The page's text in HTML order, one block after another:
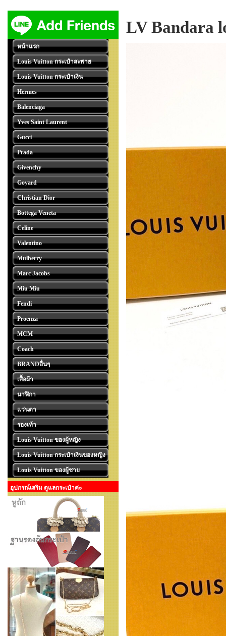
หน้าแรก
Louis Vuitton กระเป๋าสะพาย
Louis Vuitton กระเป๋าเงิน
Hermes
Balenciaga
Yves Saint Laurent
Gucci
Prada
Givenchy
Goyard
Christian Dior
Bottega Veneta
Celine
Valentino
Mulberry
Marc Jacobs
Miu Miu
Fendi
Proenza
MCM
Coach
BRANDอื่นๆ
เสื้อผ้า
นาฬิกา
แว่นตา
รองเท้า
Louis Vuitton ของผู้หญิง
Louis Vuitton กระเป๋าเงินของหญิง
Louis Vuitton ของผู้ชาย
อุปกรณ์เสริม ดูแลกระเป๋าค่ะ
LV Bandara